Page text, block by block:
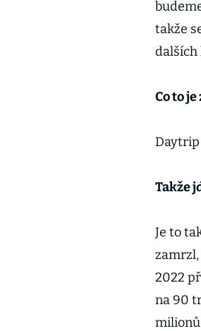
takže
dalších
Co to
Daytrip
Takže
Je to
2022
na 90
milionů